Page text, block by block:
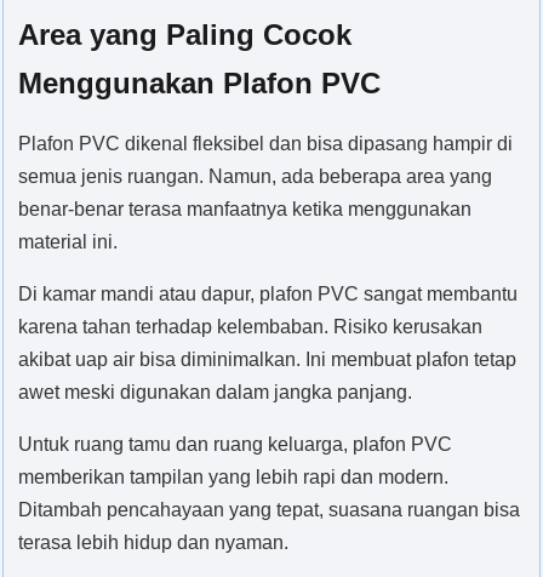
Area yang Paling Cocok
Menggunakan Plafon PVC
Plafon PVC dikenal fleksibel dan bisa dipasang hampir di
semua jenis ruangan. Namun, ada beberapa area yang
benar-benar terasa manfaatnya ketika menggunakan
material ini.
Di kamar mandi atau dapur, plafon PVC sangat membantu
karena tahan terhadap kelembaban. Risiko kerusakan
akibat uap air bisa diminimalkan. Ini membuat plafon tetap
awet meski digunakan dalam jangka panjang.
Untuk ruang tamu dan ruang keluarga, plafon PVC
memberikan tampilan yang lebih rapi dan modern.
Ditambah pencahayaan yang tepat, suasana ruangan bisa
terasa lebih hidup dan nyaman.